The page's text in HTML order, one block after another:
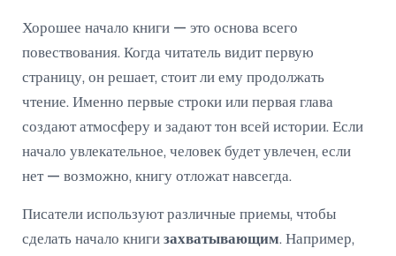
Хорошее начало книги — это основа всего
повествования. Когда читатель видит первую
страницу, он решает, стоит ли ему продолжать
чтение. Именно первые строки или первая глава
создают атмосферу и задают тон всей истории. Если
начало увлекательное, человек будет увлечен, если
нет — возможно, книгу отложат навсегда.
Писатели используют различные приемы, чтобы
сделать начало книги захватывающим. Например,